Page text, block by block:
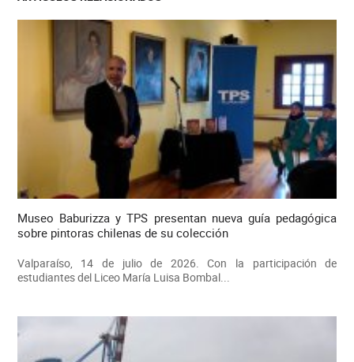
Museo Baburizza y TPS presentan nueva guía pedagógica
sobre pintoras chilenas de su colección
Valparaíso, 14 de julio de 2026. Con la participación de
estudiantes del Liceo María Luisa Bombal...